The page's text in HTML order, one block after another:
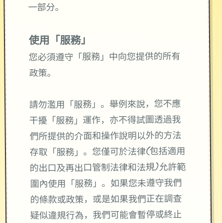
一部分。
使用「服務」
您必須遵守「服務」中向您提供的所有
政策。
請勿濫用「服務」。舉例來說，您不應
干擾「服務」運作，亦不得試圖透過我
們所提供的介面和操作說明以外的方法
存取「服務」。您僅可於法律(包括適用
的出口及再出口管制法律和法規)允許範
圍內使用「服務」。如果您未遵守我們
的條款或政策，或是如果我們正在調查
疑似違規行為，我們可能會暫停或終止